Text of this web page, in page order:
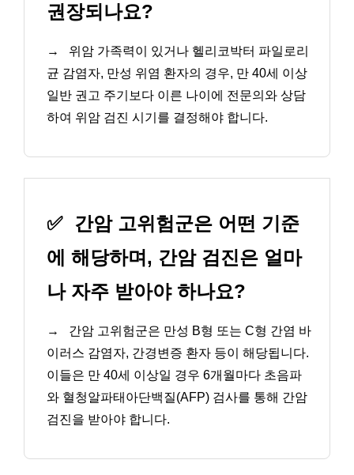
권장되나요?
→
위암 가족력이 있거나 헬리코박터 파일로리
균 감염자, 만성 위염 환자의 경우, 만 40세 이상
일반 권고 주기보다 이른 나이에 전문의와 상담
하여 위암 검진 시기를 결정해야 합니다.
✅
간암 고위험군은 어떤 기준
에 해당하며, 간암 검진은 얼마
나 자주 받아야 하나요?
→
간암 고위험군은 만성 B형 또는 C형 간염 바
이러스 감염자, 간경변증 환자 등이 해당됩니다.
이들은 만 40세 이상일 경우 6개월마다 초음파
와 혈청알파태아단백질(AFP) 검사를 통해 간암
검진을 받아야 합니다.